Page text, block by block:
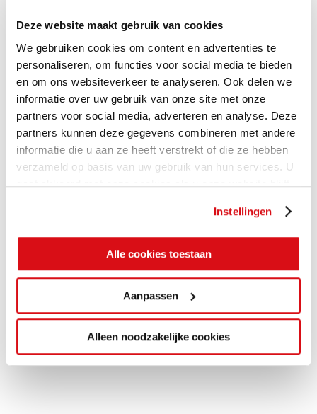
Deze website maakt gebruik van cookies
We gebruiken cookies om content en advertenties te
personaliseren, om functies voor social media te bieden
en om ons websiteverkeer te analyseren. Ook delen we
informatie over uw gebruik van onze site met onze
partners voor social media, adverteren en analyse. Deze
partners kunnen deze gegevens combineren met andere
informatie die u aan ze heeft verstrekt of die ze hebben
verzameld op basis van uw gebruik van hun services. U
gaat akkoord met onze cookies als u onze website blijft
Instellingen
Alle cookies toestaan
Aanpassen
Alleen noodzakelijke cookies